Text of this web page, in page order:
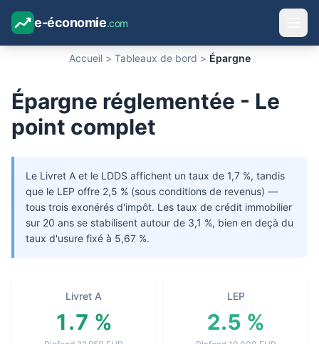
e-économie.com
Accueil > Tableaux de bord > Épargne
Épargne réglementée - Le
point complet
Le Livret A et le LDDS affichent un taux de 1,7 %, tandis
que le LEP offre 2,5 % (sous conditions de revenus) —
tous trois exonérés d'impôt. Les taux de crédit immobilier
sur 20 ans se stabilisent autour de 3,1 %, bien en deçà du
taux d'usure fixé à 5,67 %.
Livret A
1.7 %
LEP
2.5 %